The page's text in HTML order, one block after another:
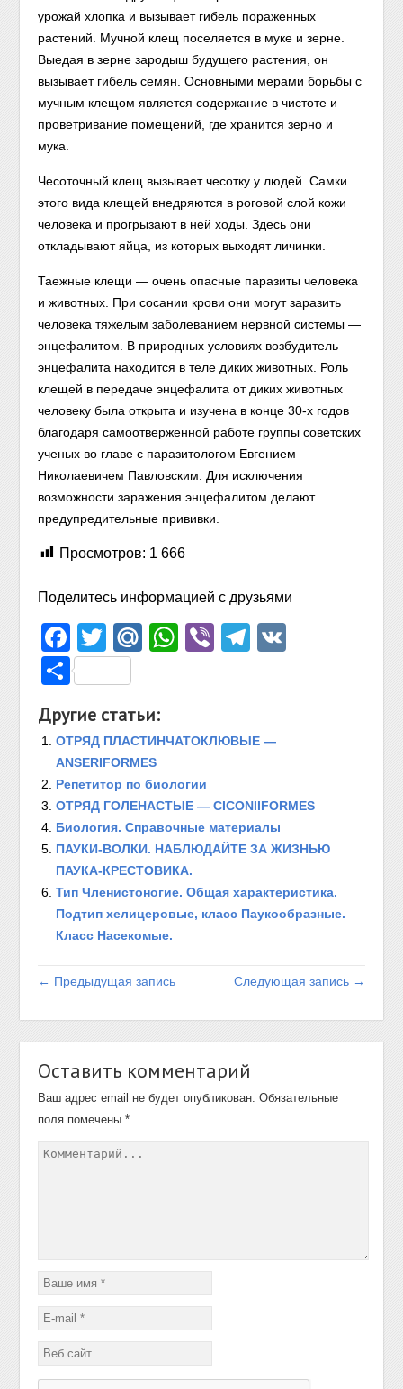
урожай хлопка и вызывает гибель пораженных
растений. Мучной клещ поселяется в муке и зерне.
Выедая в зерне зародыш будущего растения, он
вызывает гибель семян. Основными мерами борьбы с
мучным клещом является содержание в чистоте и
проветривание помещений, где хранится зерно и
мука.
Чесоточный клещ вызывает чесотку у людей. Самки
этого вида клещей внедряются в роговой слой кожи
человека и прогрызают в ней ходы. Здесь они
откладывают яйца, из которых выходят личинки.
Таежные клещи — очень опасные паразиты человека
и животных. При сосании крови они могут заразить
человека тяжелым заболеванием нервной системы —
энцефалитом. В природных условиях возбудитель
энцефалита находится в теле диких животных. Роль
клещей в передаче энцефалита от диких животных
человеку была открыта и изучена в конце 30-х годов
благодаря самоотверженной работе группы советских
ученых во главе с паразитологом Евгением
Николаевичем Павловским. Для исключения
возможности заражения энцефалитом делают
предупредительные прививки.
Просмотров: 1 666
Поделитесь информацией с друзьями
Facebook
TwitterMail.Ru
WhatsApp
ViberTelegram
Отправить
Другие статьи:
ОТРЯД ПЛАСТИНЧАТОКЛЮВЫЕ —
ANSERIFORMES
Репетитор по биологии
ОТРЯД ГОЛЕНАСТЫЕ — CICONIIFORMES
Биология. Справочные материалы
ПАУКИ-ВОЛКИ. НАБЛЮДАЙТЕ ЗА ЖИЗНЬЮ
ПАУКА-КРЕСТОВИКА.
Тип Членистоногие. Общая характеристика.
Подтип хелицеровые, класс Паукообразные.
Класс Насекомые.
← Предыдущая запись Следующая запись →
Оставить комментарий
Ваш адрес email не будет опубликован. Обязательные
поля помечены*